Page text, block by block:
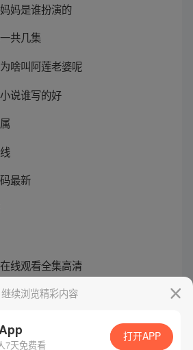
妈是谁扮演的
共几集
啥叫阿莲老婆呢
说谁写的好
最新
线观看全集高清
段话
继续浏览精彩内容
7天免费看
打开APP